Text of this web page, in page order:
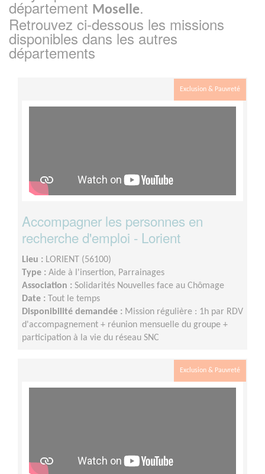
département Moselle.
Retrouvez ci-dessous les missions
disponibles dans les autres
départements
Exclusion & Pauvreté
Accompagner les personnes en
recherche d'emploi - Lorient
Lieu : LORIENT (56100)
Type : Aide à l'insertion, Parrainages
Association : Solidarités Nouvelles face au Chômage
Date :
Tout le temps
Disponibilité demandée : Mission régulière : 1h par RDV
d'accompagnement + réunion mensuelle du groupe +
participation à la vie du réseau SNC
Exclusion & Pauvreté